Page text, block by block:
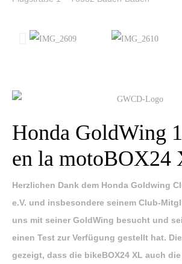
Honda GoldWing
en la motoBOX24
Herzlichen Dank dem Honda Goldwing
e.V. und insbesondere seinem Club-
uns mit seiner GoldWing besucht und
einen Test zur Verfügung gestellt hat.
gezeigt, dass die bikeBOX24 XL auch